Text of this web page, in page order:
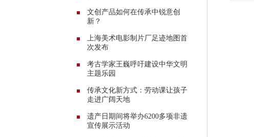
文创产品如何在传承中锐意创
新？
上海美术电影制片厂足迹地图首
次发布
考古学家王巍呼吁建设中华文明
主题乐园
传承文化新方式：劳动课让孩子
走进广阔天地
遗产日期间将举办6200多项非遗
宣传展示活动